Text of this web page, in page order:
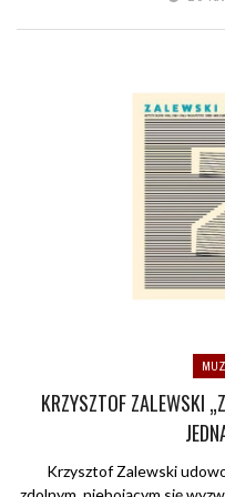
KRZYSZTOF ZALEWSKI
Krzysztof Zalewski